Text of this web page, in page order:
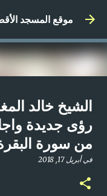
موقع المسجد
صلاة المغرب
الأقصى المبارك |
0
رؤى جديدة
من سورة البقرة .
فيأبريل 17, 2018